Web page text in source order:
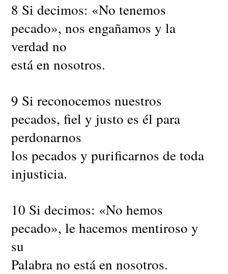
8 Si decimos: «No tenemos
pecado», nos engañamos y la
verdad no
está en nosotros.
9 Si reconocemos nuestros
pecados, fiel y justo es él para
perdonarnos
los pecados y purificarnos de toda
injusticia.
10 Si decimos: «No hemos
pecado», le hacemos mentiroso y
su
Palabra no está en nosotros.